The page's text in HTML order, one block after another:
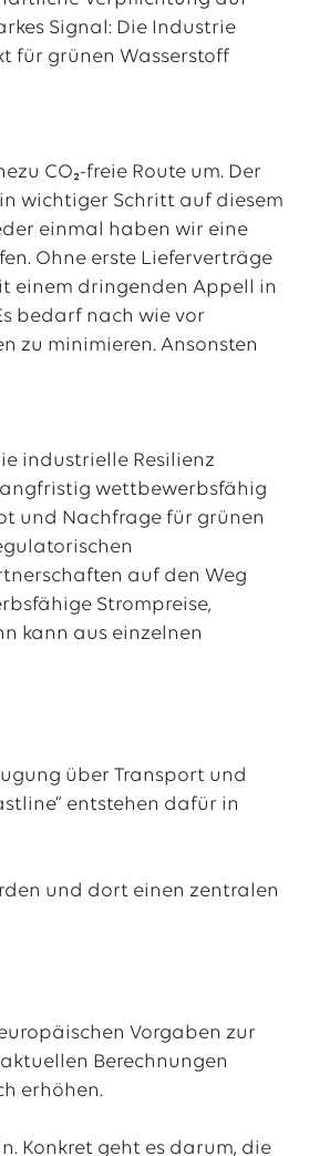
Signal: Die Industrie
für grünen Wasserstoff
CO₂-freie Route um. Der
wichtiger Schritt auf diesem
einmal haben wir eine
Ohne erste Lieferverträge
einem dringenden Appell in
bedarf nach wie vor
zu minimieren. Ansonsten
industrielle Resilienz
wettbewerbsfähig
und Nachfrage für grünen
auf den Weg
Strompreise,
kann aus einzelnen
über Transport und
entstehen dafür in
und dort einen zentralen
Vorgaben zur
Berechnungen
erhöhen.
Konkret geht es darum, die